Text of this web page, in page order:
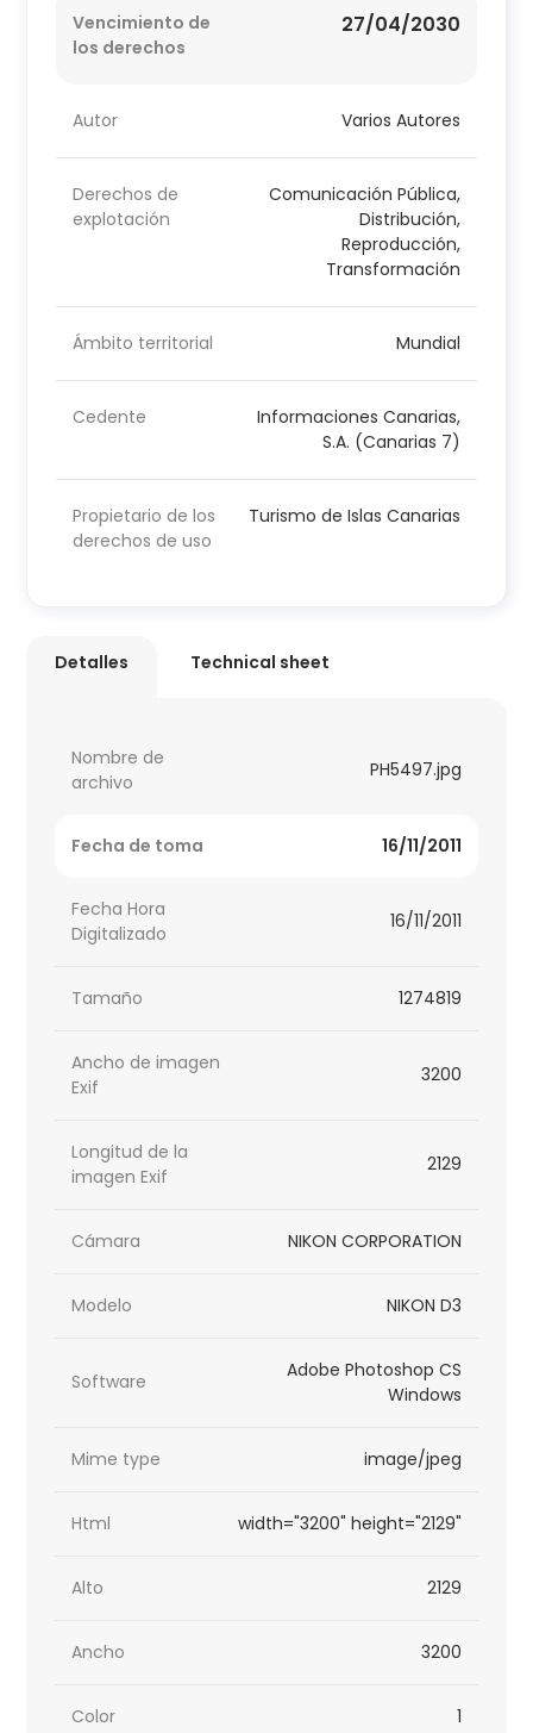
Vencimiento de
los derechos
27/04/2030
Autor Varios Autores
Derechos de
explotación
Comunicación Pública,
Distribución,
Reproducción,
Transformación
Ámbito territorial Mundial
Cedente
Informaciones Canarias,
S.A. (Canarias 7)
Propietario de los
derechos de uso
Turismo de Islas Canarias
Detalles Technical sheet
Nombre de
archivo
PH5497.jpg
Fecha de toma 16/11/2011
Fecha Hora
Digitalizado
16/11/2011
Tamaño 1274819
Ancho de imagen
Exif
3200
Longitud de la
imagen Exif
2129
Cámara NIKON CORPORATION
Modelo NIKON D3
Software
Adobe Photoshop CS
Windows
Mime type image/jpeg
Html width="3200" height="2129"
Alto 2129
Ancho 3200
Color 1